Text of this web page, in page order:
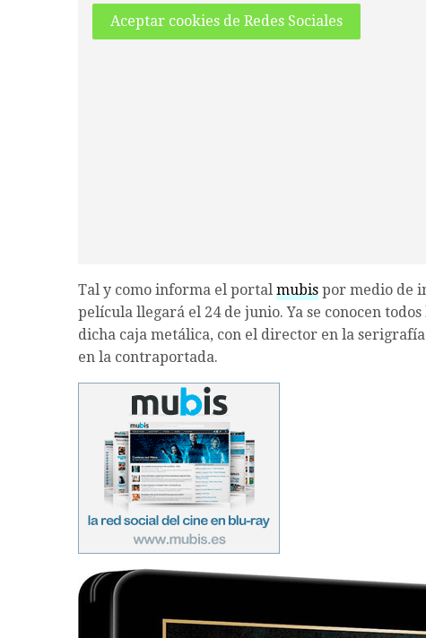
Aceptar cookies de Redes Sociales
Tal y como informa el portal mubis por medio de
película llegará el 24 de junio. Ya se conocen
dicha caja metálica, con el director en la
en la contraportada.